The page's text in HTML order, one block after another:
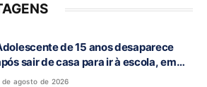
de 15 anos desaparece
sair de casa para ir à escola, em
Belos-GO
de agosto de 2026